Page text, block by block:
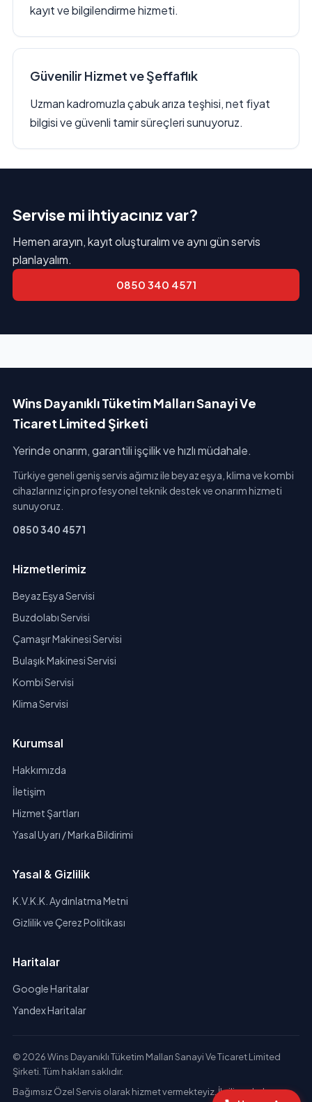
kayıt ve bilgilendirme hizmeti.
Güvenilir Hizmet ve Şeffaflık
Uzman kadromuzla çabuk arıza teşhisi, net fiyat
bilgisi ve güvenli tamir süreçleri sunuyoruz.
Servise mi ihtiyacınız var?
Hemen arayın, kayıt oluşturalım ve aynı gün servis
planlayalım.
0850 340 4571
Wins Dayanıklı Tüketim Malları Sanayi Ve
Ticaret Limited Şirketi
Yerinde onarım, garantili işçilik ve hızlı müdahale.
Türkiye geneli geniş servis ağımız ile beyaz eşya, klima ve kombi
cihazlarınız için profesyonel teknik destek ve onarım hizmeti
sunuyoruz.
0850 340 4571
Hizmetlerimiz
Beyaz Eşya Servisi
Buzdolabı Servisi
Çamaşır Makinesi Servisi
Bulaşık Makinesi Servisi
Kombi Servisi
Klima Servisi
Kurumsal
Hakkımızda
İletişim
Hizmet Şartları
Yasal Uyarı / Marka Bildirimi
Yasal & Gizlilik
K.V.K.K. Aydınlatma Metni
Gizlilik ve Çerez Politikası
Haritalar
Google Haritalar
Yandex Haritalar
© 2026 Wins Dayanıklı Tüketim Malları Sanayi Ve Ticaret Limited
Şirketi. Tüm hakları saklıdır.
Bağımsız Özel Servis olarak hizmet vermekteyiz. İlgili markaların